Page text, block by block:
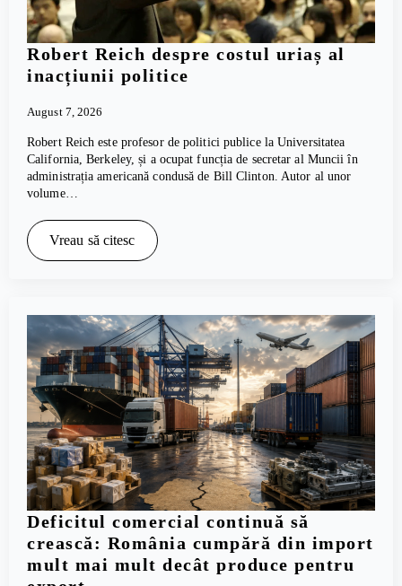
Robert Reich despre costul uriaș al
inacțiunii politice
August 7, 2026
Robert Reich este profesor de politici publice la Universitatea
California, Berkeley, și a ocupat funcția de secretar al Muncii în
administrația americană condusă de Bill Clinton. Autor al unor
volume…
Vreau să citesc
Deficitul comercial continuă să
crească: România cumpără din import
mult mai mult decât produce pentru